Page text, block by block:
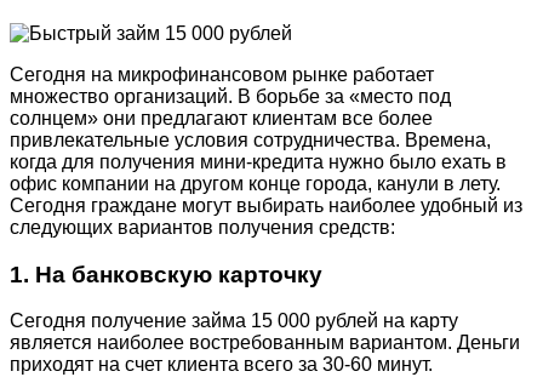
Сегодня на микрофинансовом рынке работает
множество организаций. В борьбе за «место под
солнцем» они предлагают клиентам все более
привлекательные условия сотрудничества. Времена,
когда для получения мини-кредита нужно было ехать в
офис компании на другом конце города, канули в лету.
Сегодня граждане могут выбирать наиболее удобный из
следующих вариантов получения средств:
1. На банковскую карточку
Сегодня получение займа 15 000 рублей на карту
является наиболее востребованным вариантом. Деньги
приходят на счет клиента всего за 30-60 минут.